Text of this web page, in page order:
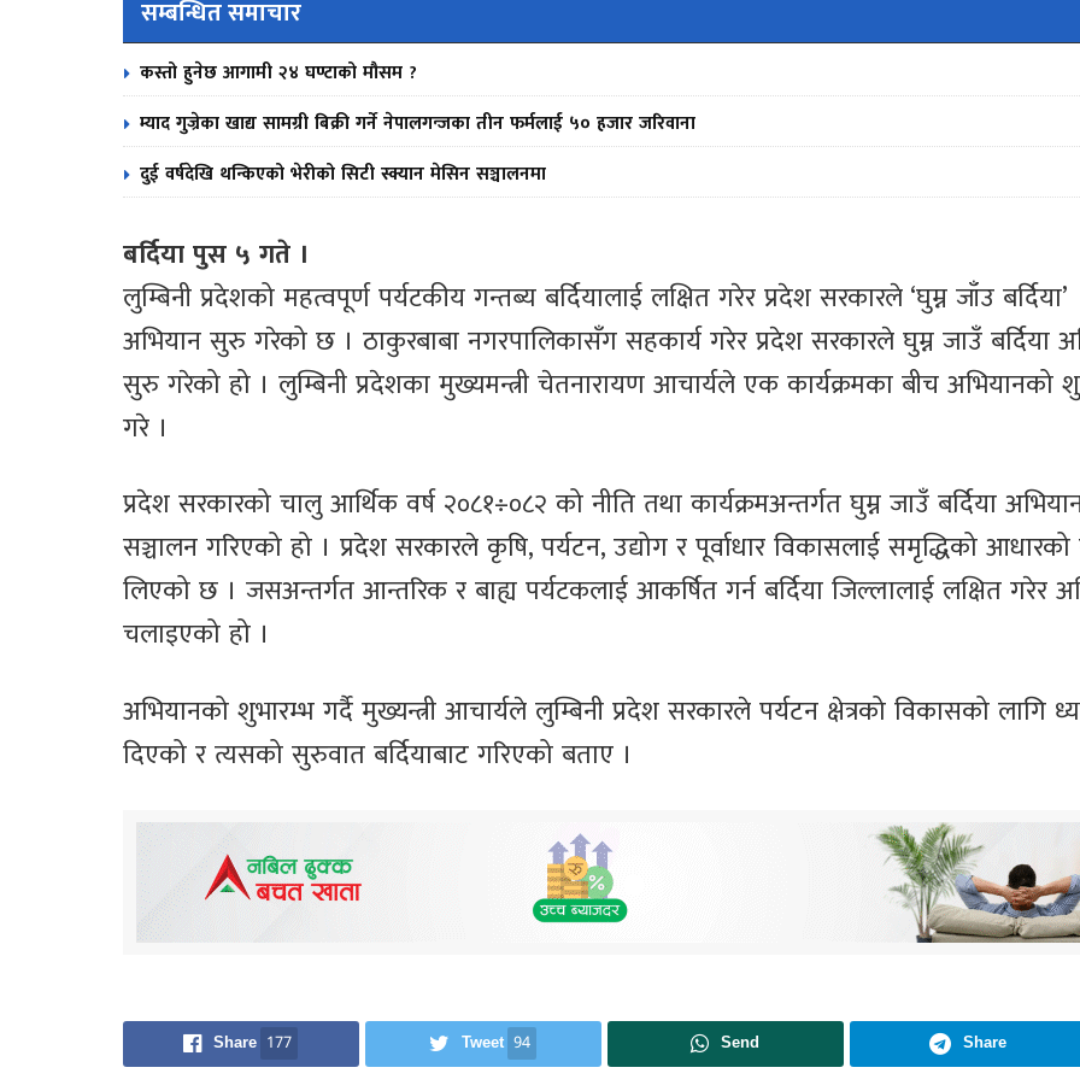
सम्बन्धित समाचार
कस्तो हुनेछ आगामी २४ घण्टाको मौसम ?
म्याद गुज्रेका खाद्य सामग्री बिक्री गर्ने नेपालगन्जका तीन फर्मलाई ५० हजार जरिवाना
दुई वर्षदेखि थन्किएको भेरीको सिटी स्क्यान मेसिन सञ्चालनमा
बर्दिया पुस ५ गते ।
लुम्बिनी प्रदेशको महत्वपूर्ण पर्यटकीय गन्तब्य बर्दियालाई लक्षित गरेर प्रदेश सरकारले ‘घुम्न जाँउ बर्दिया’
अभियान सुरु गरेको छ । ठाकुरबाबा नगरपालिकासँग सहकार्य गरेर प्रदेश सरकारले घुम्न जाउँ बर्दिया
सुरु गरेको हो । लुम्बिनी प्रदेशका मुख्यमन्त्री चेतनारायण आचार्यले एक कार्यक्रमका बीच अभियानको
गरे ।
प्रदेश सरकारको चालु आर्थिक वर्ष २०८१÷०८२ को नीति तथा कार्यक्रमअन्तर्गत घुम्न जाउँ बर्दिया
सञ्चालन गरिएको हो । प्रदेश सरकारले कृषि, पर्यटन, उद्योग र पूर्वाधार विकासलाई समृद्धिको
लिएको छ । जसअन्तर्गत आन्तरिक र बाह्य पर्यटकलाई आकर्षित गर्न बर्दिया जिल्लालाई लक्षित गरेर
चलाइएको हो ।
अभियानको शुभारम्भ गर्दै मुख्यन्त्री आचार्यले लुम्बिनी प्रदेश सरकारले पर्यटन क्षेत्रको विकासको लागि
दिएको र त्यसको सुरुवात बर्दियाबाट गरिएको बताए ।
Share 177 Tweet 94 Send Share